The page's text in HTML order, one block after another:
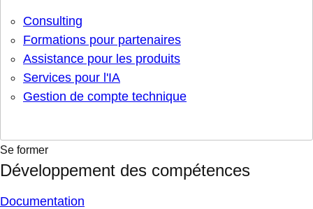
Consulting
Formations pour partenaires
Assistance pour les produits
Services pour l'IA
Gestion de compte technique
Se former
Développement des compétences
Documentation